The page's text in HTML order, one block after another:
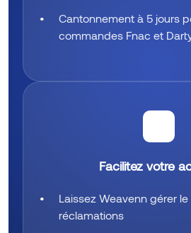
Cantonnement à 5 jours
commandes Fnac et
Facilitez votre
Laissez Weavenn gérer
réclamations